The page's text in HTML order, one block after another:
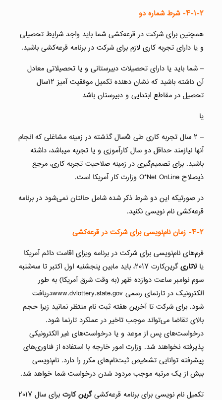
۴-۱-۲- شرط شماره دو
همچنین برای شرکت در قرعه‌کشی شما باید واجد شرایط تحصیلی
و یا دارای تجربه کاری لازم برای شرکت در برنامه قرعه‌کشی باشید.
– شما باید یا دارای تحصیلات دبیرستانی و یا تحصیلاتی معادل
آن داشته باشید که نشان دهنده تکمیل موفقیت آمیز ١٢سال
تحصیل در مقاطع ابتدایی و دبیرستان باشد
یا
– ٢ سال تجربه کاری طی ۵سال گذشته در زمینه مشاغلی که انجام
آنها نیازمند حداقل دو سال کارآموزی و یا تجربه میباشد، داشته
باشید. برای تصمیم‌گیری در زمینه صلاحیت تجربه کاری، مرجع
ذیصلاح O*Net OnLine وزارت کار آمریکا است.
در صورتیکه این دو شرط ذکر شده شامل حالتان نمی‌شود در برنامه
قرعه‌کشی نام نویسی نکنید.
۴-۲- زمان نام‌نویسی برای شرکت در قرعه‌کشی
فرم‌های نام‌نویسی برای شرکت در برنامه ویزای اقامت دائم آمریکا
یا لاتاری
گرین‌کارت ۲۰۱۷، باید مابین پنجشنبه اول اکتبر تا سه‌شنبه
سوم نوامبر ساعت دوازده ظهر (به وقت شرق آمریکا) به طور
الکترونیک در تارنمای رسمی www.dvlottery.state.govدریافت
شود. برای شرکت تا آخرین هفته ثبت نام منتظر نمانید زیرا حجم
بالای تقاضا می‌تواند موجب تاخیر در عملکرد تارنما شود.
درخواست‌های پس از موعد و یا درخواست‌های غیر الکترونیکی
پذیرفته نخواهند شد. وزارت امور خارجه با استفاده از فناوری‌های
پیشرفته توانایی تشخیص ثبت‌نام‌های مکرر را دارد. نام‌نویسی
بیش از یک مرتبه موجب مردود شدن درخواست شما خواهد شد.
تکمیل نام نویسی برای برنامه قرعه‌کشیگرین کارت
برای سال ۲۰۱۷